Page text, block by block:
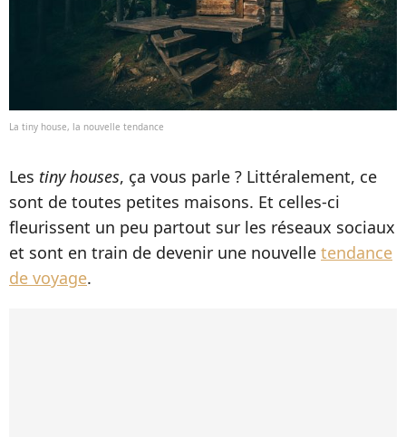
La tiny house, la nouvelle tendance
Les tiny houses, ça vous parle ? Littéralement, ce
sont de toutes petites maisons. Et celles-ci
fleurissent un peu partout sur les réseaux sociaux
et sont en train de devenir une nouvelle tendance
de voyage.